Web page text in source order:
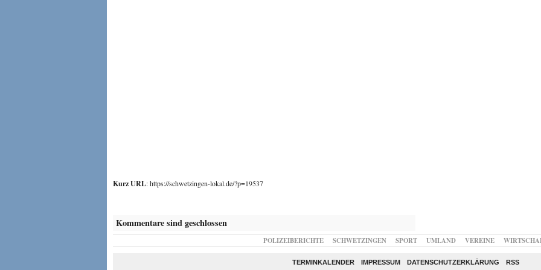
Kurz URL: https://schwetzingen-lokal.de/?p=19537
Kommentare sind geschlossen
POLIZEIBERICHTE SCHWETZINGEN SPORT UMLAND VEREINE
TERMINKALENDER IMPRESSUM DATENSCHUTZERKLÄRUNG RSS